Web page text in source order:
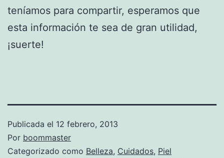
teníamos para compartir, esperamos que
esta información te sea de gran utilidad,
¡suerte!
Publicada el 12 febrero, 2013
Por boommaster
Categorizado como Belleza, Cuidados, Piel